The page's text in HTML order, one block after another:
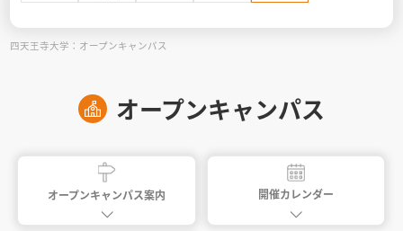
校内オンラインガイダンス
四天王寺大学：オープンキャンパス
オープンキャンパス
オープンキャンパス案内 開催カレンダー